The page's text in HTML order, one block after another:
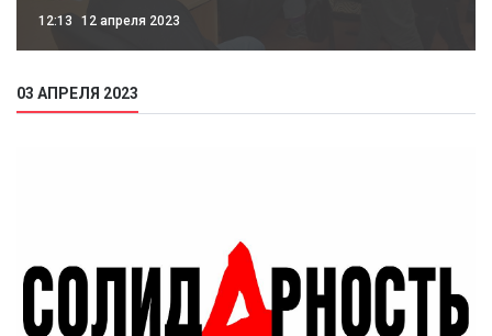
12:13 12 апреля 2023
03 АПРЕЛЯ 2023